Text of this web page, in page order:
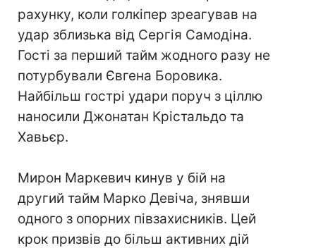
рахунку, коли голкіпер зреагував на
удар зблизька від Сергія Самодіна.
Гості за перший тайм жодного разу не
потурбували Євгена Боровика.
Найбільш гострі удари поруч з ціллю
наносили Джонатан Крістальдо та
Хавьєр.
Мирон Маркевич кинув у бій на
другий тайм Марко Девіча, знявши
одного з опорних півзахисників. Цей
крок призвів до більш активних дій